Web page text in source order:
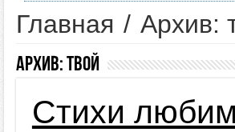
Главная / Архив:
Архив:твой
Стихи